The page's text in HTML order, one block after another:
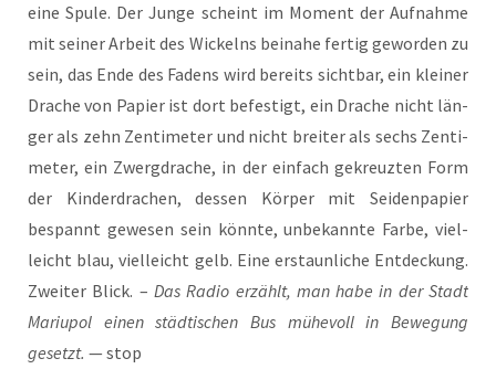
eine Spu­le. Der Jun­ge scheint im Moment der Auf­nah­me
mit sei­ner Arbeit des Wickelns bei­na­he fer­tig gewor­den zu
sein, das Ende des Fadens wird bereits sicht­bar, ein klei­ner
Dra­che von Papier ist dort befes­tigt, ein Dra­che nicht län­
ger als zehn Zen­ti­me­ter und nicht brei­ter als sechs Zen­ti­
me­ter, ein Zwerg­dra­che, in der ein­fach gekreuz­ten Form
der Kin­der­dra­chen, des­sen Kör­per mit Sei­den­pa­pier
bespannt gewe­sen sein könn­te, unbe­kann­te Far­be, viel­
leicht blau, viel­leicht gelb. Eine erstaun­li­che Ent­de­ckung.
Zwei­ter Blick. – Das Radio erzählt, man habe in der Stadt
Mariu­pol einen städ­ti­schen Bus mühe­voll in Bewe­gung
gesetzt. — stop